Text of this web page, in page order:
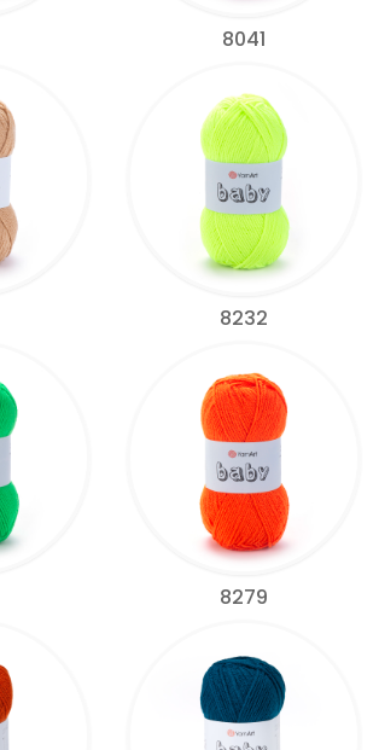
8041
8232
8279